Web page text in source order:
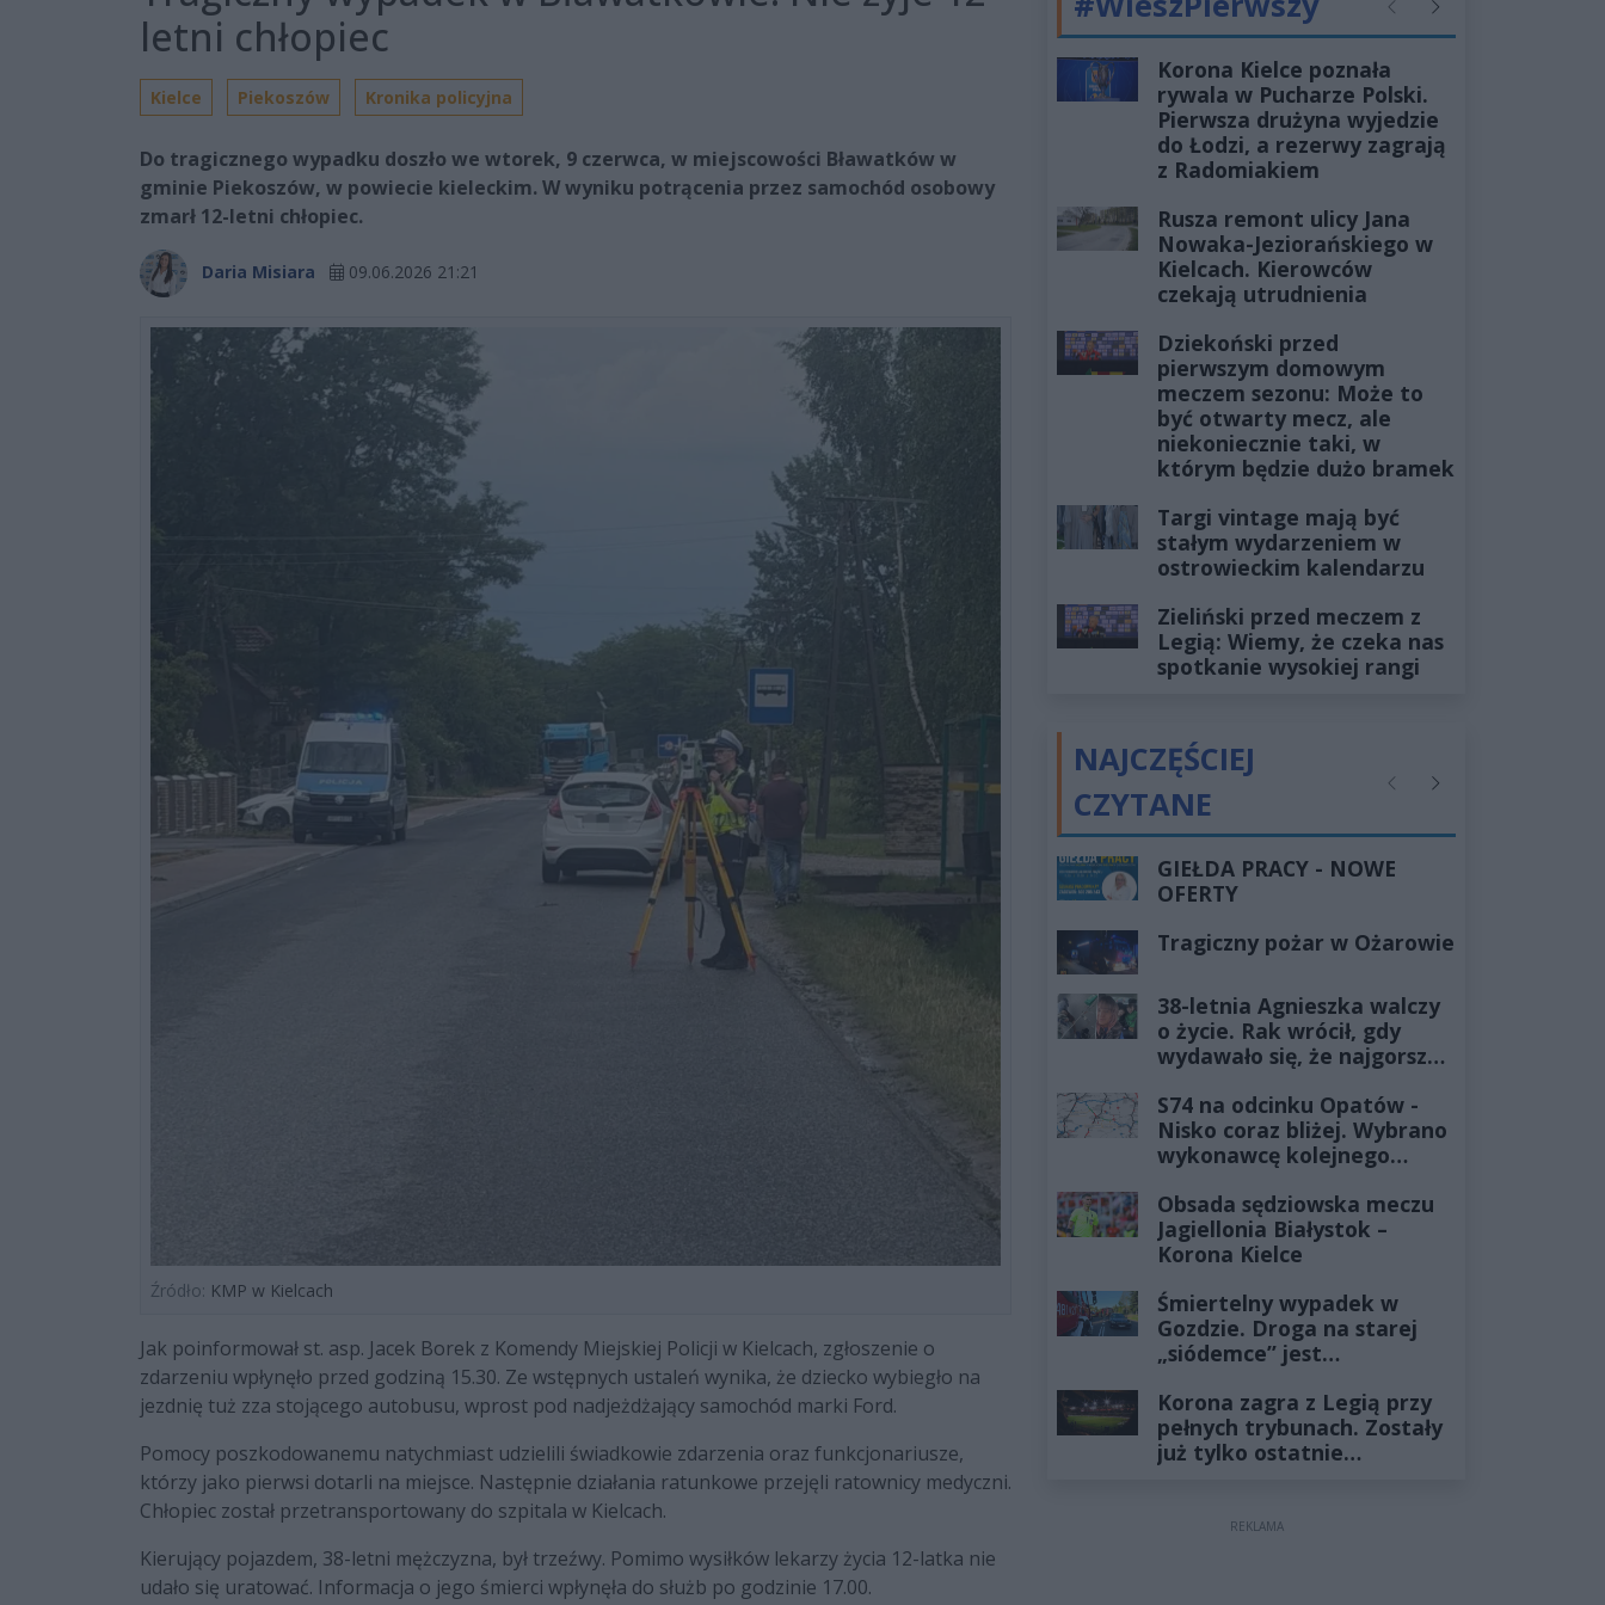
letni chłopiec
Kielce Piekoszów Kronika policyjna
Do tragicznego wypadku doszło we wtorek, 9 czerwca, w miejscowości Bławatków w
gminie Piekoszów, w powiecie kieleckim. W wyniku potrącenia przez samochód osobowy
zmarł 12-letni chłopiec.
Daria Misiara 09.06.2026 21:21
Źródło: KMP w Kielcach
Jak poinformował st. asp. Jacek Borek z Komendy Miejskiej Policji w Kielcach, zgłoszenie o
zdarzeniu wpłynęło przed godziną 15.30. Ze wstępnych ustaleń wynika, że dziecko wybiegło na
jezdnię tuż zza stojącego autobusu, wprost pod nadjeżdżający samochód marki Ford.
Pomocy poszkodowanemu natychmiast udzielili świadkowie zdarzenia oraz funkcjonariusze,
którzy jako pierwsi dotarli na miejsce. Następnie działania ratunkowe przejęli ratownicy medyczni.
Chłopiec został przetransportowany do szpitala w Kielcach.
Kierujący pojazdem, 38-letni mężczyzna, był trzeźwy. Pomimo wysiłków lekarzy życia 12-latka nie
udało się uratować. Informacja o jego śmierci wpłynęła do służb po godzinie 17.00.
PoprzednieNastępne
Korona Kielce poznała
rywala w Pucharze Polski.
Pierwsza drużyna wyjedzie
do Łodzi, a rezerwy zagrają
z Radomiakiem
Rusza remont ulicy Jana
Nowaka-Jeziorańskiego w
Kielcach. Kierowców
czekają utrudnienia
Dziekoński przed
pierwszym domowym
meczem sezonu: Może to
być otwarty mecz, ale
niekoniecznie taki, w
którym będzie dużo bramek
Targi vintage mają być
stałym wydarzeniem w
ostrowieckim kalendarzu
Zieliński przed meczem z
Legią: Wiemy, że czeka nas
spotkanie wysokiej rangi
NAJCZĘŚCIEJ
CZYTANE
PoprzednieNastępne
GIEŁDA PRACY - NOWE
OFERTY
Tragiczny pożar w Ożarowie
38-letnia Agnieszka walczy
o życie. Rak wrócił, gdy
wydawało się, że najgorsze
S74 na odcinku Opatów -
Nisko coraz bliżej. Wybrano
wykonawcę kolejnego
Obsada sędziowska meczu
Jagiellonia Białystok –
Korona Kielce
Śmiertelny wypadek w
Gozdzie. Droga na starej
„siódemce” jest
Korona zagra z Legią przy
pełnych trybunach. Zostały
już tylko ostatnie
REKLAMA